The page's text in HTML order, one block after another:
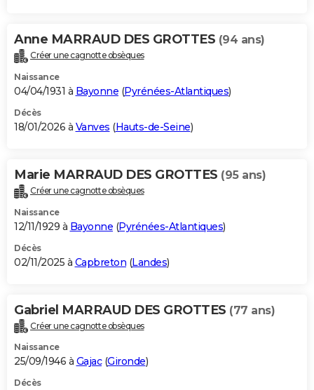
Anne MARRAUD DES GROTTES (94 ans)
Créer une cagnotte obsèques
Naissance
04/04/1931 à Bayonne (Pyrénées-Atlantiques)
Décès
18/01/2026 à Vanves (Hauts-de-Seine)
Marie MARRAUD DES GROTTES (95 ans)
Créer une cagnotte obsèques
Naissance
12/11/1929 à Bayonne (Pyrénées-Atlantiques)
Décès
02/11/2025 à Capbreton (Landes)
Gabriel MARRAUD DES GROTTES (77 ans)
Créer une cagnotte obsèques
Naissance
25/09/1946 à Gajac(Gironde)
Décès